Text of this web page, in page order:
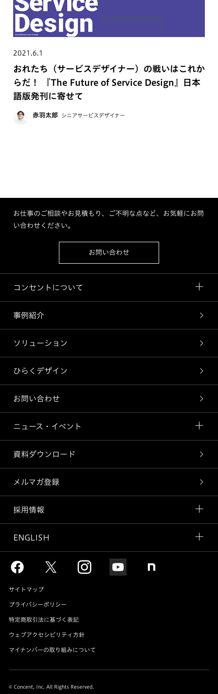
2021.6.1
おれたち（サービスデザイナー）の戦いはこれか
らだ！ 『The Future of Service Design』日本
語版発刊に寄せて
赤羽太郎 シニアサービスデザイナー
お仕事のご相談やお見積もり、ご不明な点など、お気軽にお問
い合わせください。
お問い合わせ
コンセントについて
事例紹介
ソリューション
ひらくデザイン
お問い合わせ
ニュース・イベント
資料ダウンロード
メルマガ登録
採用情報
ENGLISH
サイトマップ
プライバシーポリシー
特定商取引法に基づく表記
ウェブアクセシビリティ方針
マイナンバーの取り組みについて
© Concent, Inc. All Rights Reserved.